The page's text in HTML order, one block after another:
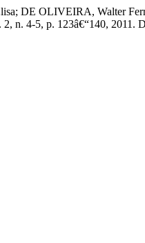
DE OLIVEIRA, Walter
2, n. 4-5, p. 123â€“140, 2011.